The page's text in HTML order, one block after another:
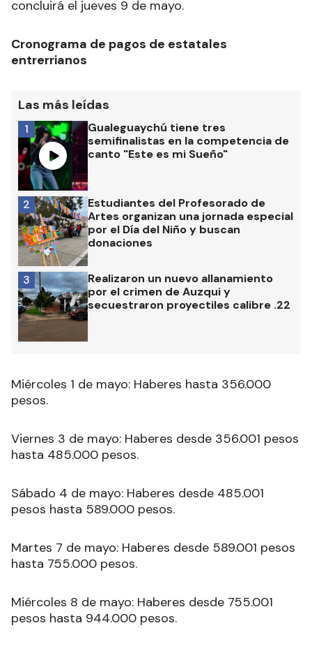
concluirá el jueves 9 de mayo.
Cronograma de pagos de estatales
entrerrianos
Las más leídas
Gualeguaychú tiene tres
semifinalistas en la competencia de
canto "Este es mi Sueño"
1
Estudiantes del Profesorado de
Artes organizan una jornada especial
por el Día del Niño y buscan
donaciones
2
Realizaron un nuevo allanamiento
por el crimen de Auzqui y
secuestraron proyectiles calibre .22
3
Miércoles 1 de mayo: Haberes hasta 356.000
pesos.
Viernes 3 de mayo: Haberes desde 356.001 pesos
hasta 485.000 pesos.
Sábado 4 de mayo: Haberes desde 485.001
pesos hasta 589.000 pesos.
Martes 7 de mayo: Haberes desde 589.001 pesos
hasta 755.000 pesos.
Miércoles 8 de mayo: Haberes desde 755.001
pesos hasta 944.000 pesos.